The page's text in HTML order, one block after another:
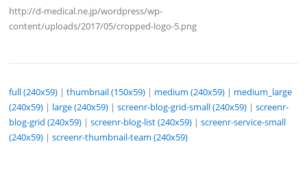
http://d-medical.ne.jp/wordpress/wp-
content/uploads/2017/05/cropped-logo-5.png
full (240x59) |thumbnail (150x59) | medium (240x59) | medium_large
(240x59) | large (240x59) |screenr-blog-grid-small (240x59) |screenr-
blog-grid (240x59) |screenr-blog-list (240x59) |screenr-service-small
(240x59) |screenr-thumbnail-team (240x59)